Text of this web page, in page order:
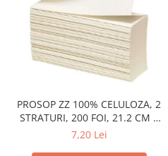
PROSOP ZZ 100% CELULOZA, 2
STRATURI, 200 FOI, 21.2 CM X
21CM
7,20 Lei